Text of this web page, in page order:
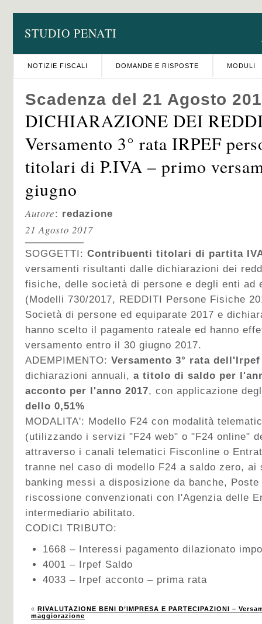
STUDIO PENATI
NOTIZIE FISCALI DOMANDE E RISPOSTE MODULI
Scadenza del 21 Agosto
DICHIARAZIONE DEI
Versamento 3° rata IRPEF
titolari di P.IVA – primo
giugno
Autore: redazione
21 Agosto 2017
SOGGETTI: Contribuenti titolari di partita
versamenti risultanti dalle dichiarazioni dei
fisiche, delle società di persone e degli enti ad
(Modelli 730/2017, REDDITI Persone Fisiche
Società di persone ed equiparate 2017 e
hanno scelto il pagamento rateale ed hanno
versamento entro il 30 giugno 2017.
ADEMPIMENTO: Versamento 3° rata
dichiarazioni annuali, a titolo di saldo per
acconto per l'anno 2017, con applicazione
dello 0,51%
MODALITA': Modello F24 con modalità
(utilizzando i servizi "F24 web" o "F24 online"
attraverso i canali telematici Fisconline o
tranne nel caso di modello F24 a saldo zero,
banking messi a disposizione da banche,
riscossione convenzionati con l'Agenzia delle
intermediario abilitato.
CODICI TRIBUTO:
1668 – Interessi pagamento dilazionato
4001 – Irpef Saldo
4033 – Irpef acconto – prima rata
« RIVALUTAZIONE BENI D’IMPRESA E PARTECIPAZIONI –
maggiorazione